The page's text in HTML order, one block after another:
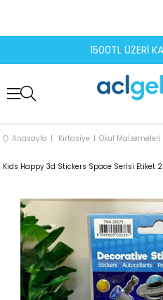
1500TL ÜZERİ
Anasayfa Kırtasiye Okul Malzemeleri
Kids Happy 3d Stickers Space Serisi Etiket